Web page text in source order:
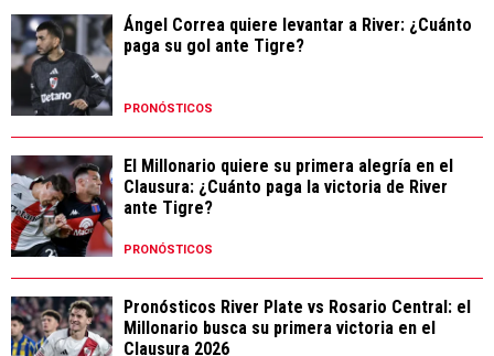
Ángel Correa quiere levantar a River: ¿Cuánto
paga su gol ante Tigre?
PRONÓSTICOS
El Millonario quiere su primera alegría en el
Clausura: ¿Cuánto paga la victoria de River
ante Tigre?
PRONÓSTICOS
Pronósticos River Plate vs Rosario Central: el
Millonario busca su primera victoria en el
Clausura 2026